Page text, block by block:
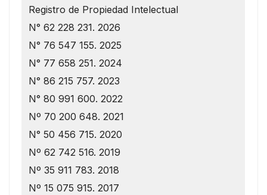
Registro de Propiedad Intelectual
N° 62 228 231. 2026
N° 76 547 155. 2025
N° 77 658 251. 2024
N° 86 215 757. 2023
N° 80 991 600. 2022
Nº 70 200 648. 2021
N° 50 456 715. 2020
Nº 62 742 516. 2019
Nº 35 911 783. 2018
Nº 15 075 915. 2017